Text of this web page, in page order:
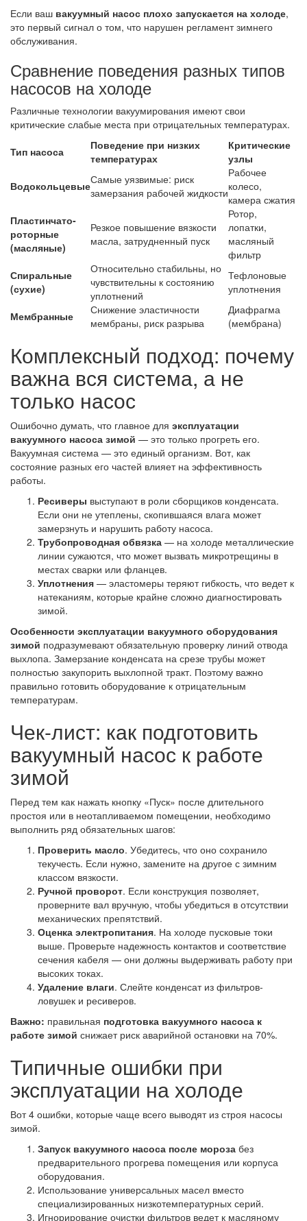
Если ваш вакуумный насос плохо запускается на холоде,
это первый сигнал о том, что нарушен регламент зимнего
обслуживания.
Сравнение поведения разных типов
насосов на холоде
Различные технологии вакуумирования имеют свои
критические слабые места при отрицательных температурах.
Тип насоса
Поведение при низких
температурах
Критические
узлы
ВодокольцевыеСамые уязвимые: риск
замерзания рабочей жидкости
Рабочее
колесо,
камера сжатия
Пластинчато-
роторные
(масляные)
Резкое повышение вязкости
масла, затрудненный пуск
Ротор,
лопатки,
масляный
фильтр
Спиральные
(сухие)
Относительно стабильны, но
чувствительны к состоянию
уплотнений
Тефлоновые
уплотнения
Мембранные
Снижение эластичности
мембраны, риск разрыва
Диафрагма
(мембрана)
Комплексный подход: почему
важна вся система, а не
только насос
Ошибочно думать, что главное для эксплуатации
вакуумного насоса зимой — это только прогреть его.
Вакуумная система — это единый организм. Вот, как
состояние разных его частей влияет на эффективность
работы.
Ресиверы выступают в роли сборщиков конденсата.
Если они не утеплены, скопившаяся влага может
замерзнуть и нарушить работу насоса.
Трубопроводная обвязка — на холоде металлические
линии сужаются, что может вызвать микротрещины в
местах сварки или фланцев.
Уплотнения — эластомеры теряют гибкость, что ведет к
натеканиям, которые крайне сложно диагностировать
зимой.
Особенности эксплуатации вакуумного оборудования
зимой подразумевают обязательную проверку линий отвода
выхлопа. Замерзание конденсата на срезе трубы может
полностью закупорить выхлопной тракт. Поэтому важно
правильно готовить оборудование к отрицательным
температурам.
Чек-лист: как подготовить
вакуумный насос к работе
зимой
Перед тем как нажать кнопку «Пуск» после длительного
простоя или в неотапливаемом помещении, необходимо
выполнить ряд обязательных шагов:
Проверить масло. Убедитесь, что оно сохранило
текучесть. Если нужно, замените на другое с зимним
классом вязкости.
Ручной проворот. Если конструкция позволяет,
проверните вал вручную, чтобы убедиться в отсутствии
механических препятствий.
Оценка электропитания. На холоде пусковые токи
выше. Проверьте надежность контактов и соответствие
сечения кабеля — они должны выдерживать работу при
высоких токах.
Удаление влаги. Слейте конденсат из фильтров-
ловушек и ресиверов.
Важно: правильная подготовка вакуумного насоса к
работе зимой снижает риск аварийной остановки на 70%.
Типичные ошибки при
эксплуатации на холоде
Вот 4 ошибки, которые чаще всего выводят из строя насосы
зимой.
Запуск вакуумного насоса после мороза без
предварительного прогрева помещения или корпуса
оборудования.
Использование универсальных масел вместо
специализированных низкотемпературных серий.
Игнорирование очистки фильтров ведет к масляному